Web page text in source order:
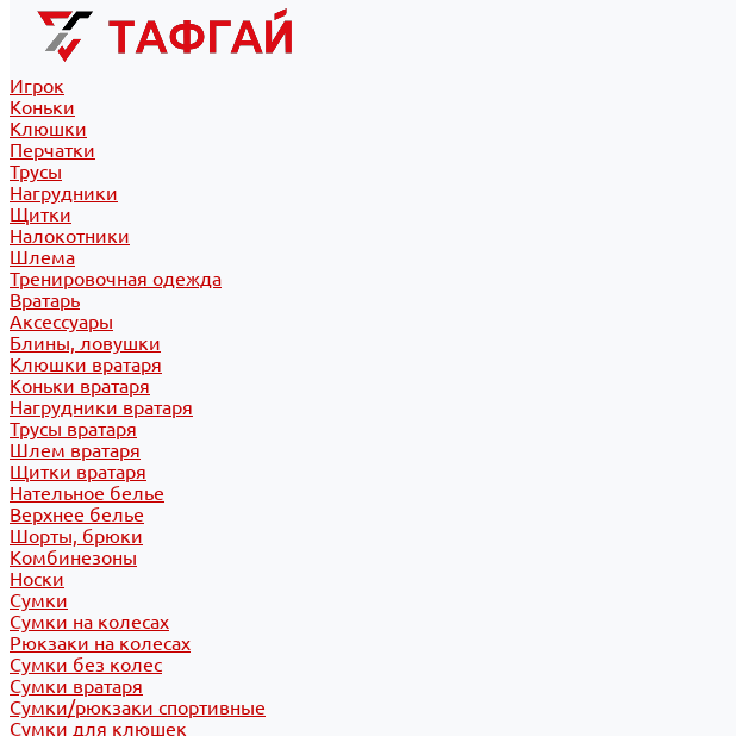
Игрок
Коньки
Клюшки
Перчатки
Трусы
Нагрудники
Щитки
Налокотники
Шлема
Тренировочная одежда
Вратарь
Аксессуары
Блины, ловушки
Клюшки вратаря
Коньки вратаря
Нагрудники вратаря
Трусы вратаря
Шлем вратаря
Щитки вратаря
Нательное белье
Верхнее белье
Шорты, брюки
Комбинезоны
Носки
Сумки
Сумки на колесах
Рюкзаки на колесах
Сумки без колес
Сумки вратаря
Сумки/рюкзаки спортивные
Сумки для клюшек